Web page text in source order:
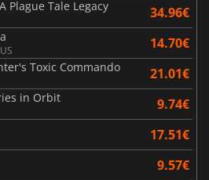
Plague Tale Legacy 34.96€
14.70€
Toxic Commando 21.01€
in Orbit 9.74€
17.51€
9.57€